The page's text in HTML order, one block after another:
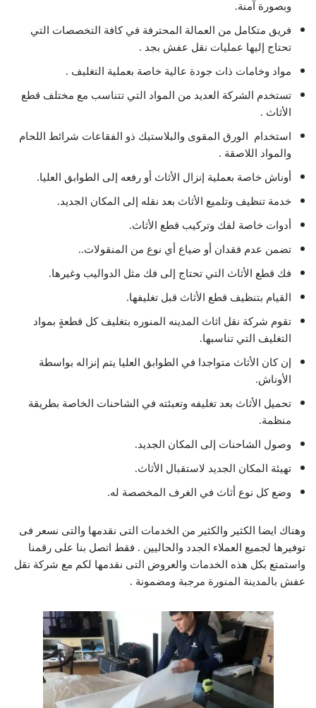
وبصورة آمنة.
فريق متكامل من العمالة المحترفة في كافة التخصصات التي
تحتاج إليها عمليات نقل عفش بجد .
مواد وخامات ذات جودة عالية خاصة بعملية التغليف .
تستخدم الشركة العديد من المواد التي تتناسب مع مختلف قطع
الأثاث .
استخدام الورق المقوى والبلاستيك ذو الفقاعات شرائط اللحام
والمواد اللاصقة .
أوناش خاصة بعملية إنزال الأثاث أو رفعه إلى الطوابق العليا.
خدمة تنظيف وتلميع الأثاث بعد نقله إلى المكان الجديد.
أدوات خاصة لفك وتركيب قطع الأثاث.
تضمن عدم فقدان أو ضياع أي نوع من المنقولات..
فك قطع الأثاث التي تحتاج إلى فك مثل الدواليب وغيرها.
القيام بتنظيف قطع الأثاث قبل تغليفها.
تقوم شركة نقل اثاث المدينه المنوره بتغليف كل قطعةٍ بمواد
التغليف التي تناسبها.
إن كان الأثاث متواجدا في الطوابق العليا يتم إنزاله بواسطة
الأوناش.
تحميل الأثاث بعد تغليفه وتعبئته في الشاحنات الخاصة بطريقة
منظمة.
وصول الشاحنات إلى المكان الجديد.
تهيئة المكان الجديد لاستقبال الأثاث.
وضع كل نوع أثاث في الغرف المخصصة له.
وهناك ايضا الكثير والكثير من الخدمات التى نقدمها والتى نسعر فى
توفيرها لجميع العملاء الجدد والحاليين . فقط اتصل بنا على رقمنا
واستمتع بكل هذه الخدمات والعروض التى نقدمها لكم مع شركة نقل
عفش بالمدينة المنورة مرجبة ومضمونة .